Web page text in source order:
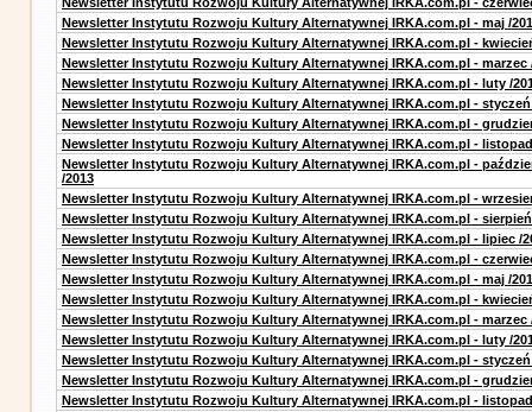
Newsletter Instytutu Rozwoju Kultury Alternatywnej IRKA.com.pl - maj /
Newsletter Instytutu Rozwoju Kultury Alternatywnej IRKA.com.pl -
Newsletter Instytutu Rozwoju Kultury Alternatywnej IRKA.com.pl - marzec
Newsletter Instytutu Rozwoju Kultury Alternatywnej IRKA.com.pl - luty /
Newsletter Instytutu Rozwoju Kultury Alternatywnej IRKA.com.pl - styczeń
Newsletter Instytutu Rozwoju Kultury Alternatywnej IRKA.com.pl -
Newsletter Instytutu Rozwoju Kultury Alternatywnej IRKA.com.pl - listopad
Newsletter Instytutu Rozwoju Kultury Alternatywnej IRKA.com.pl -
/2013
Newsletter Instytutu Rozwoju Kultury Alternatywnej IRKA.com.pl -
Newsletter Instytutu Rozwoju Kultury Alternatywnej IRKA.com.pl - sierpień
Newsletter Instytutu Rozwoju Kultury Alternatywnej IRKA.com.pl - lipiec /
Newsletter Instytutu Rozwoju Kultury Alternatywnej IRKA.com.pl -
Newsletter Instytutu Rozwoju Kultury Alternatywnej IRKA.com.pl - maj /
Newsletter Instytutu Rozwoju Kultury Alternatywnej IRKA.com.pl -
Newsletter Instytutu Rozwoju Kultury Alternatywnej IRKA.com.pl - marzec
Newsletter Instytutu Rozwoju Kultury Alternatywnej IRKA.com.pl - luty /
Newsletter Instytutu Rozwoju Kultury Alternatywnej IRKA.com.pl - styczeń
Newsletter Instytutu Rozwoju Kultury Alternatywnej IRKA.com.pl -
Newsletter Instytutu Rozwoju Kultury Alternatywnej IRKA.com.pl - listopad